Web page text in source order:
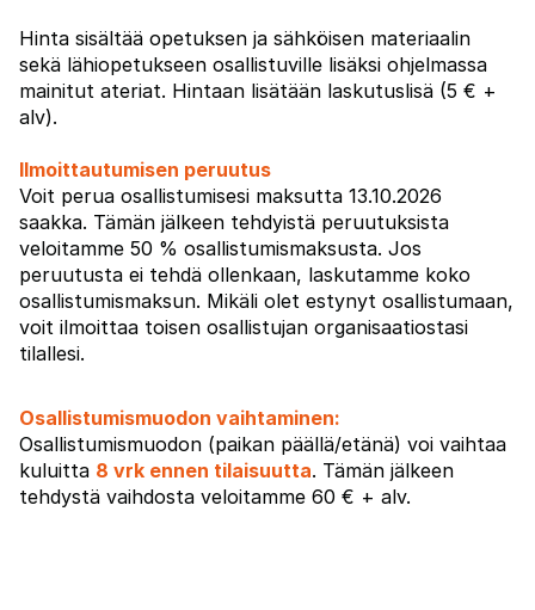
Hinta sisältää opetuksen ja sähköisen materiaalin
sekä lähiopetukseen osallistuville lisäksi ohjelmassa
mainitut ateriat. Hintaan lisätään laskutuslisä (5 € +
alv).
Ilmoittautumisen peruutus
Voit perua osallistumisesi maksutta 13.10.2026
saakka. Tämän jälkeen tehdyistä peruutuksista
veloitamme 50 % osallistumismaksusta. Jos
peruutusta ei tehdä ollenkaan, laskutamme koko
osallistumismaksun. Mikäli olet estynyt osallistumaan,
voit ilmoittaa toisen osallistujan organisaatiostasi
tilallesi.
Osallistumismuodon vaihtaminen:
Osallistumismuodon (paikan päällä/etänä) voi vaihtaa
kuluitta 8 vrk ennen tilaisuutta. Tämän jälkeen
tehdystä vaihdosta veloitamme 60 € + alv.